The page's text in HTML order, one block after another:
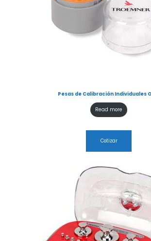
Pesas de Calibración Individuales
Read more
Cotizar